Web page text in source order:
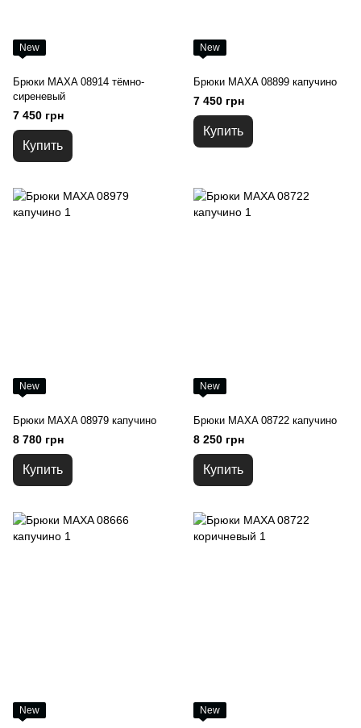
New
Брюки MAXA 08914 тёмно-
сиреневый
7 450 грн
Купить
New
Брюки MAXA 08899 капучино
7 450 грн
Купить
New
Брюки MAXA 08979 капучино
8 780 грн
Купить
New
Брюки MAXA 08722 капучино
8 250 грн
Купить
New New